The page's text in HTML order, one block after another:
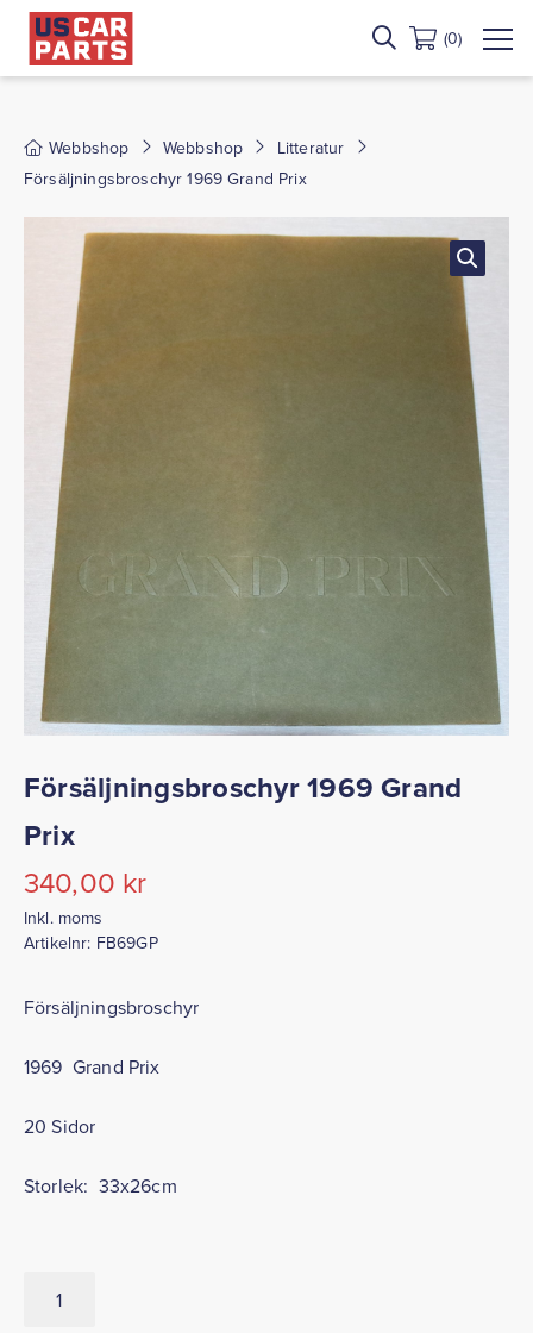
(0)
Webbshop Webbshop
Litteratur
Försäljningsbroschyr 1969 Grand Prix
Försäljningsbroschyr 1969 Grand
Prix
340,00 kr
Inkl. moms
Artikelnr: FB69GP
Försäljningsbroschyr
1969 Grand Prix
20 Sidor
Storlek: 33x26cm